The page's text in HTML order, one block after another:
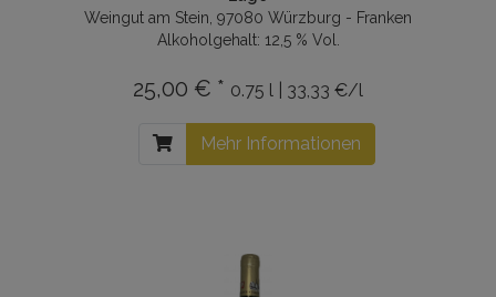
Weingut am Stein, 97080 Würzburg - Franken
Alkoholgehalt: 12,5 % Vol.
25,00 € * 0.75 l | 33,33 €/l
Mehr Informationen